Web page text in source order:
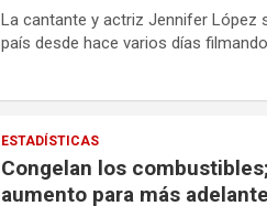
La cantante y actriz Jennifer López
país desde hace varios días
ESTADÍSTICAS
Congelan los
aumento para más adelante